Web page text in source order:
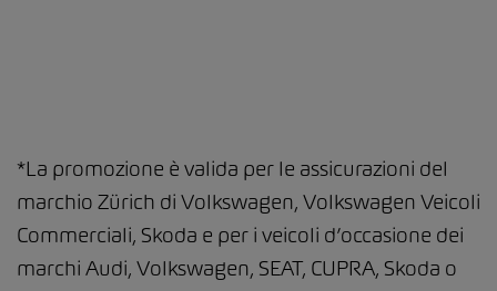
*La promozione è valida per le assicurazioni del
marchio Zürich di Volkswagen, Volkswagen Veicoli
Commerciali, Skoda e per i veicoli d’occasione dei
marchi Audi, Volkswagen, SEAT, CUPRA, Skoda o